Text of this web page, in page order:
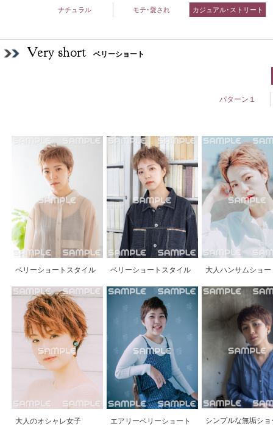
ナチュラル モテ･愛され カジュアル･ストリート
Very short ベリーショート
パターン１
ベリーショートスタイル ベリーショートスタイル 大人ハンサムショー
大人のオシャレ女子 エアリーベリーショート シンプルな無垢ショ